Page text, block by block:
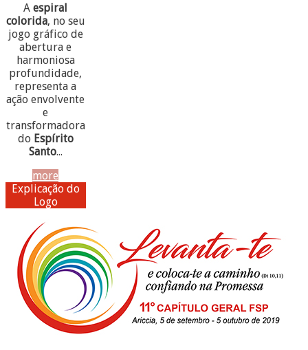
Aespiral
colorida, no seu
jogo gráfico de
abertura e
harmoniosa
profundidade,
representa a
ação envolvente
e
transformadora
do Espírito
Santo...
more
Explicação do
Logo